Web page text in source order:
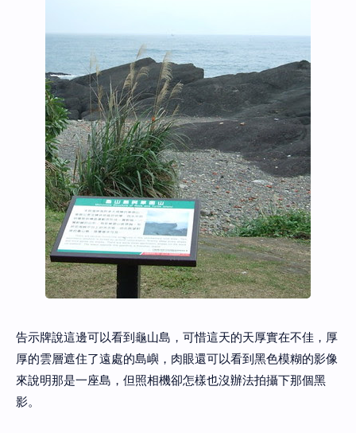
告示牌說這邊可以看到龜山島，可惜這天的天厚實在不佳，厚
厚的雲層遮住了遠處的島嶼，肉眼還可以看到黑色模糊的影像
來說明那是一座島，但照相機卻怎樣也沒辦法拍攝下那個黑
影。